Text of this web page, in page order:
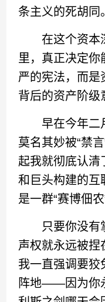
条主义的死胡同
在这个资本
里，真正决定你
严的宪法，而是
背后的资产阶级
早在今年二
莫名其妙被“禁
起我就彻底认清
和巨头构建的互
是一群“赛博佃农
只要你没有掌
声权就永远被捏
我一直强调要狡
阵地——因为你